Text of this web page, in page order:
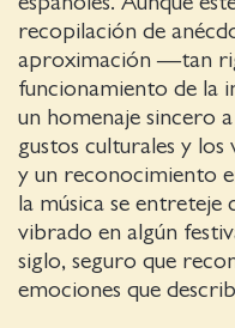
recopilación de
aproximación —tan
funcionamiento de la
un homenaje sincero
gustos culturales y los
y un reconocimiento
la música se entreteje
vibrado en algún
siglo, seguro que
emociones que